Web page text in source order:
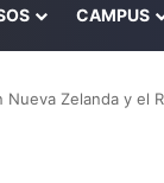
CAMPUS
Nueva Zelanda y el